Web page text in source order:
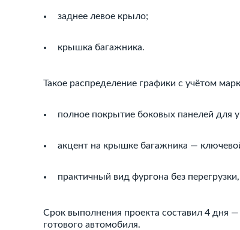
заднее левое крыло;
крышка багажника.
Такое распределение графики с учётом
полное покрытие боковых панелей для
акцент на крышке багажника —
практичный вид фургона без
Срок выполнения проекта составил 4 дня
готового автомобиля.